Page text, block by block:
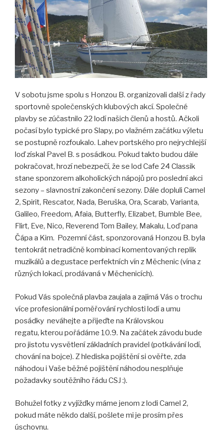
V sobotu jsme spolu s Honzou B. organizovali další z řady
sportovně společenských klubových akcí. Společné
plavby se zúčastnilo 22 lodí našich členů a hostů. Ačkoli
počasí bylo typické pro Slapy, po vlažném začátku výletu
se postupně rozfoukalo. Lahev portského pro nejrychlejší
loď získal Pavel B. s posádkou. Pokud takto budou dále
pokračovat, hrozí nebezpečí, že se lod Cafe 24 Classik
stane sponzorem alkoholických nápojů pro poslední akci
sezony – slavnostní zakončení sezony. Dále dopluli Camel
2, Spirit, Rescator, Nada, Beruška, Ora, Scarab, Varianta,
Galileo, Freedom, Afaia, Butterfly, Elizabet, Bumble Bee,
Flirt, Eve, Nico, Reverend Tom Bailey, Makalu, Loď pana
Čápa a Kim. Pozemní část, sponzorovaná Honzou B. byla
tentokrát netradičně kombinací komentovaných replik
muzikálů a degustace perfektních vín z Měchenic (vína z
různých lokací, prodávaná v Měchenicích).
Pokud Vás společná plavba zaujala a zajímá Vás o trochu
více profesionální poměřování rychlosti lodí a umu
posádky neváhejte a přijeďte na Královskou
regatu, kterou pořádáme 10.9. Na začátek závodu bude
pro jistotu vysvětlení základních pravidel (potkávání lodí,
chování na bojce). Z hlediska pojištění si ověřte, zda
náhodou i Vaše běžné pojištění náhodou nesplňuje
požadavky soutěžního řádu CSJ :).
Bohužel fotky z vyjížďky máme jenom z lodi Camel 2,
pokud máte někdo další, pošlete mi je prosím přes
úschovnu.